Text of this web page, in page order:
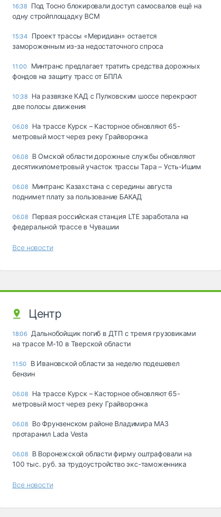
16:38 Под Тосно блокировали доступ самосвалов ещё на
одну стройплощадку ВСМ
15:34
Проект трассы «Меридиан» остается
замороженным из-за недостаточного спроса
11:00
Минтранс предлагает тратить средства дорожных
фондов на защиту трасс от БПЛА
10:38 На развязке КАД с Пулковским шоссе перекроют
две полосы движения
06.08 На трассе Курск – Касторное обновляют 65-
метровый мост через реку Грайворонка
06.08 В Омской области дорожные службы обновляют
десятикилометровый участок трассы Тара – Усть-Ишим
06.08 Минтранс Казахстана с середины августа
поднимет плату за пользование БАКАД
06.08 Первая российская станция LTE заработала на
федеральной трассе в Чувашии
Все новости
Центр
18:06 Дальнобойщик погиб в ДТП с тремя грузовиками
на трассе М-10 в Тверской области
11:50
В Ивановской области за неделю подешевел
бензин
06.08 На трассе Курск – Касторное обновляют 65-
метровый мост через реку Грайворонка
06.08 Во Фрунзенском районе Владимира МАЗ
протаранил Lada Vesta
06.08 В Воронежской области фирму оштрафовали на
100 тыс. руб. за трудоустройство экс-таможенника
Все новости